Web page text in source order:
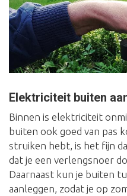
Elektriciteit buiten
Binnen is elektriciteit
buiten ook goed van pas
struiken hebt, is het fijn
dat je een verlengsnoer
Daarnaast kun je buiten
aanleggen, zodat je op